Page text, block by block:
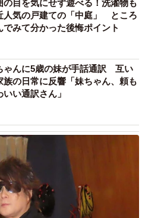
だそう。ほかにも、きな粉の
ーを添付したラムネわらび餅
年はあのパインアメとコラボ
題を呼びました。「これから
らび餅を作り続けていきたい
いろいろな和生菓子を通じて
日世界へお届けできたらと
。一度によもぎ、豆、ごまの
色あんこ餅」や、ずんだあん
桜餅を詰め合わせた「夏のよ
いいます。
の目を気にせず遊べる！洗濯物も
人気の戸建ての「中庭」 ところ
みて分かった後悔ポイント
ゃんに5歳の妹が手話通訳 互い
族の日常に反響「妹ちゃん、頼も
い通訳さん」